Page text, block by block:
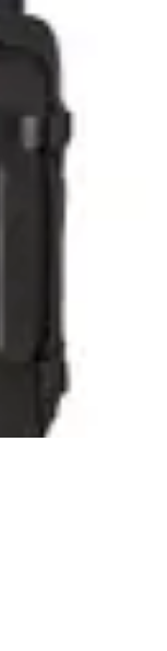
Consigli per